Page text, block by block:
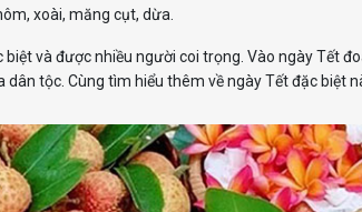
xoài, măng cụt, dừa.
và được nhiều người coi trọng. Vào ngày Tết
tộc. Cùng tìm hiểu thêm về ngày Tết đặc biệt